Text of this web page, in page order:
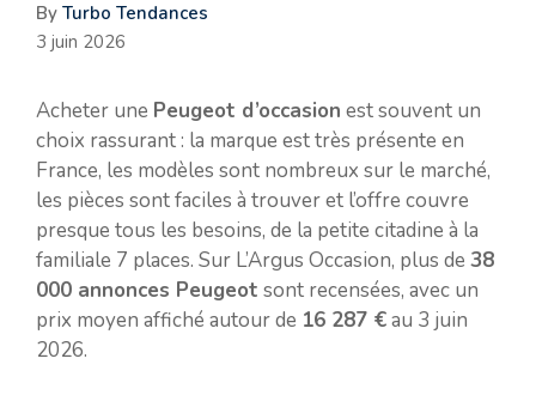
By Turbo Tendances
3 juin 2026
Acheter une Peugeot d’occasion est souvent un
choix rassurant : la marque est très présente en
France, les modèles sont nombreux sur le marché,
les pièces sont faciles à trouver et l’offre couvre
presque tous les besoins, de la petite citadine à la
familiale 7 places. Sur L’Argus Occasion, plus de 38
000 annonces Peugeot sont recensées, avec un
prix moyen affiché autour de 16 287 €au 3 juin
2026.